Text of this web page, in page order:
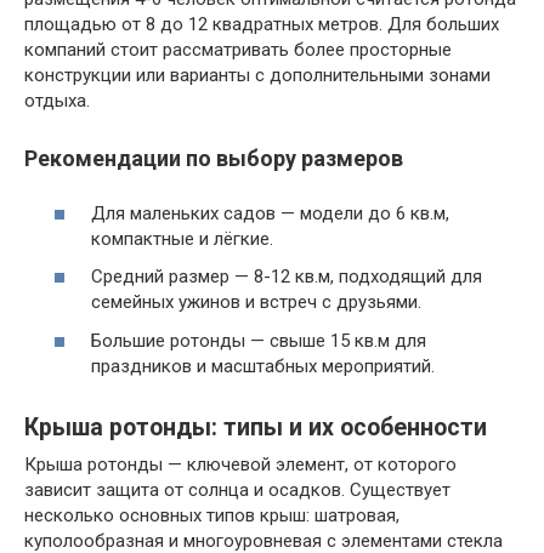
площадью от 8 до 12 квадратных метров. Для больших
компаний стоит рассматривать более просторные
конструкции или варианты с дополнительными зонами
отдыха.
Рекомендации по выбору размеров
Для маленьких садов — модели до 6 кв.м,
компактные и лёгкие.
Средний размер — 8-12 кв.м, подходящий для
семейных ужинов и встреч с друзьями.
Большие ротонды — свыше 15 кв.м для
праздников и масштабных мероприятий.
Крыша ротонды: типы и их особенности
Крыша ротонды — ключевой элемент, от которого
зависит защита от солнца и осадков. Существует
несколько основных типов крыш: шатровая,
куполообразная и многоуровневая с элементами стекла